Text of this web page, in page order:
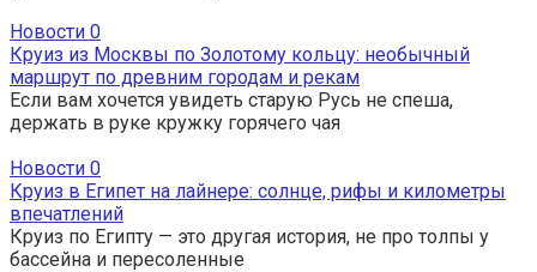
Новости 0
Круиз из Москвы по Золотому кольцу: необычный
маршрут по древним городам и рекам
Если вам хочется увидеть старую Русь не спеша,
держать в руке кружку горячего чая
Новости 0
Круиз в Египет на лайнере: солнце, рифы и километры
впечатлений
Круиз по Египту — это другая история, не про толпы у
бассейна и пересоленные